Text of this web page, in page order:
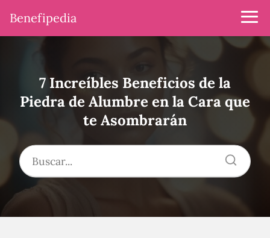
Benefipedia
7 Increíbles Beneficios de la
Piedra de Alumbre en la Cara que
te Asombrarán